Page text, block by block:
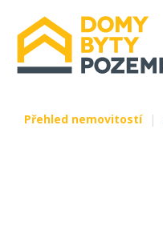
Přehled nemovitostí |